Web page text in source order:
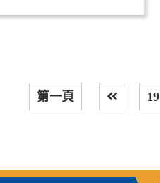
第一頁
上一頁
19